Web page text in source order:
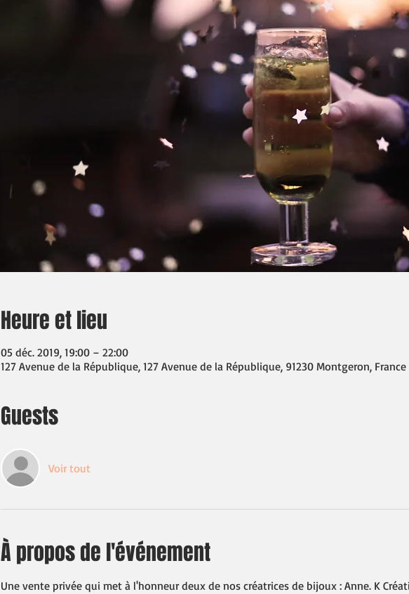
Heure et lieu
05 déc. 2019, 19:00 – 22:00
127 Avenue de la République, 127 Avenue de la République, 91230 Montgeron, France
Guests
Voir tout
À propos de l'événement
Une vente privée qui met à l'honneur deux de nos créatrices de bijoux : Anne. K